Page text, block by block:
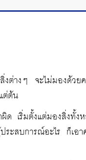
ต่างๆ จะไม่มองด้วย
ต่ต้น
ด เริ่มตั้งแต่มองสิ่งทั้
บการณ์อะไร ก็เอาค